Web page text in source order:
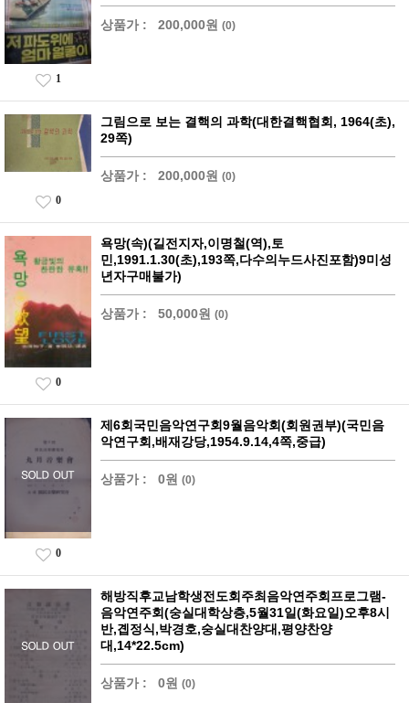
상품가 : 200,000원 (0)
1
그림으로 보는 결핵의 과학(대한결핵협회, 1964(초),
29쪽)
상품가 : 200,000원 (0)
0
욕망(속)(길전지자,이명철(역),토
민,1991.1.30(초),193쪽,다수의누드사진포함)9미성
년자구매불가)
상품가 : 50,000원 (0)
0
제6회국민음악연구회9월음악회(회원권부)(국민음
악연구회,배재강당,1954.9.14,4쪽,중급)
상품가 : 0원 (0)
0
해방직후교남학생전도회주최음악연주회프로그램-
음악연주회(숭실대학상층,5월31일(화요일)오후8시
반,곕정식,박경호,숭실대찬양대,평양찬양
대,14*22.5cm)
상품가 : 0원 (0)